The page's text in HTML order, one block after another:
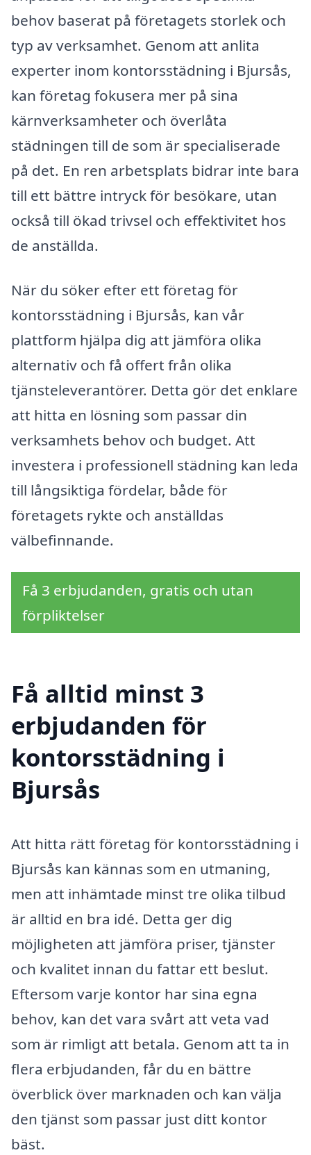
behov baserat på företagets storlek och
typ av verksamhet. Genom att anlita
experter inom kontorsstädning i Bjursås,
kan företag fokusera mer på sina
kärnverksamheter och överlåta
städningen till de som är specialiserade
på det. En ren arbetsplats bidrar inte bara
till ett bättre intryck för besökare, utan
också till ökad trivsel och effektivitet hos
de anställda.
När du söker efter ett företag för
kontorsstädning i Bjursås, kan vår
plattform hjälpa dig att jämföra olika
alternativ och få offert från olika
tjänsteleverantörer. Detta gör det enklare
att hitta en lösning som passar din
verksamhets behov och budget. Att
investera i professionell städning kan leda
till långsiktiga fördelar, både för
företagets rykte och anställdas
välbefinnande.
Få 3 erbjudanden, gratis och utan
förpliktelser
Få alltid minst 3
erbjudanden för
kontorsstädning i
Bjursås
Att hitta rätt företag för kontorsstädning i
Bjursås kan kännas som en utmaning,
men att inhämtade minst tre olika tilbud
är alltid en bra idé. Detta ger dig
möjligheten att jämföra priser, tjänster
och kvalitet innan du fattar ett beslut.
Eftersom varje kontor har sina egna
behov, kan det vara svårt att veta vad
som är rimligt att betala. Genom att ta in
flera erbjudanden, får du en bättre
överblick över marknaden och kan välja
den tjänst som passar just ditt kontor
bäst.